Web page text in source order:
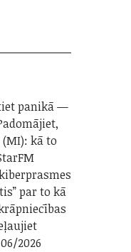
panikā —
kā to
par to kā
2026